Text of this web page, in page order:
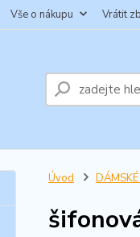
Vše o nákupu Vrátit
Úvod